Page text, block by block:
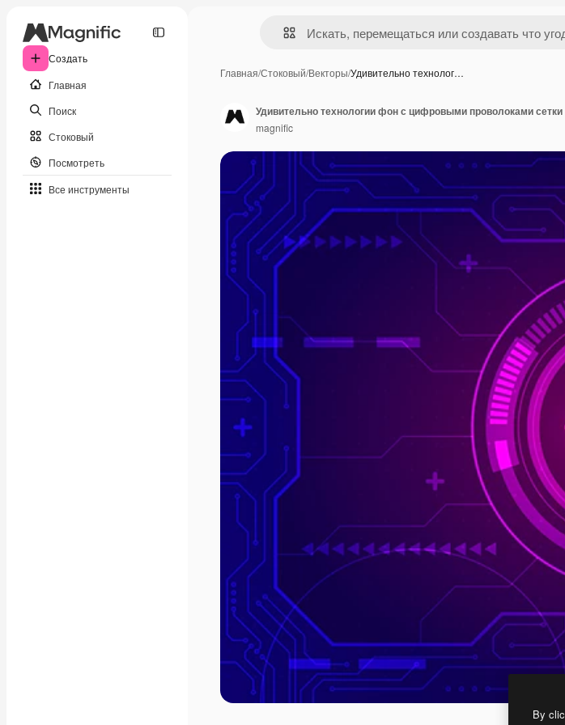
Создать
Главная
Поиск
Стоковый
Посмотреть
Все инструменты
Главная/Стоковый/Векторы/Удивительно технолог…
Удивительно технологии фон с цифровыми проволоками сетки
magnific
By